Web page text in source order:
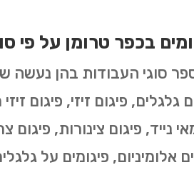
בכפר טרומן על פי
גלגלים, פיגום זיזי, פיגום
נייד, פיגום צינורות, פיגום
אלומיניום, פיגומים על